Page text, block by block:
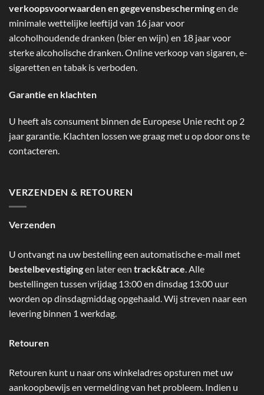
verkoopsvoorwaarden en gegevensbeschermingen de
minimale wettelijke leeftijd van 16 jaar voor
alcoholhoudende dranken (bier en wijn) en 18 jaar voor
sterke alcoholische dranken. Online verkoop van sigaren, e-
sigaretten en tabak is verboden.
Garantie en klachten
U heeft als consument binnen de Europese Unie recht op 2
jaar garantie. Klachten lossen we graag met u op door ons te
contacteren.
VERZENDEN & RETOUREN
Verzenden
U ontvangt na uw bestelling een automatische e-mail met
bestelbevestigingen later een track&trace . Alle
bestellingen tussen vrijdag 13:00 en dinsdag 13:00 uur
worden op dinsdagmiddag opgehaald. Wij streven naar een
levering binnen 1 werkdag.
Retouren
Retouren kunt u naar ons winkeladres opsturen met uw
aankoopbewijs en vermelding van het probleem. Indien u